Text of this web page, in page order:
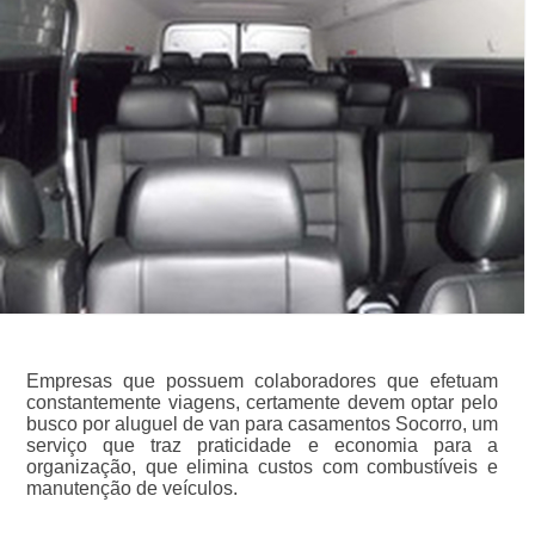
Empresas que possuem colaboradores que efetuam
constantemente viagens, certamente devem optar pelo
busco por aluguel de van para casamentos Socorro, um
serviço que traz praticidade e economia para a
organização, que elimina custos com combustíveis e
manutenção de veículos.